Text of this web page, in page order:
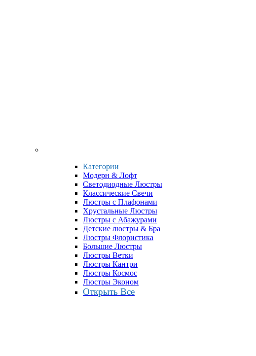
Категории
Модерн & Лофт
Светодиодные Люстры
Классические Свечи
Люстры с Плафонами
Хрустальные Люстры
Люстры с Абажурами
Детские люстры & Бра
Люстры Флористика
Большие Люстры
Люстры Ветки
Люстры Кантри
Люстры Космос
Люстры Эконом
Открыть Все